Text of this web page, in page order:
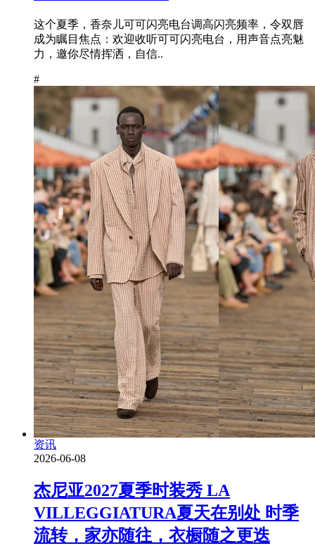
这个夏季，香奈儿可可闪亮电台调高闪亮频率，令双唇
成为瞩目焦点：欢迎收听可可闪亮电台，用声音点亮魅
力，邀你尽情挥洒，自信..
#
资讯
2026-06-08
杰尼亚2027夏季时装秀 LA
VILLEGGIATURA夏天在别处 时季
流转，家亦随往，衣橱随之更迭